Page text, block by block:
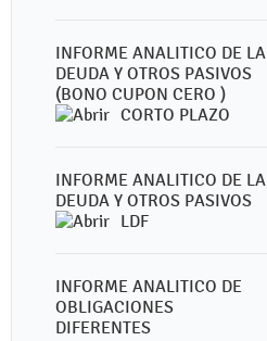
INFORME ANALITICO DE LA
DEUDA Y OTROS PASIVOS
(BONO CUPON CERO )
CORTO PLAZO
INFORME ANALITICO DE LA
DEUDA Y OTROS PASIVOS
LDF
INFORME ANALITICO DE
OBLIGACIONES
DIFERENTES